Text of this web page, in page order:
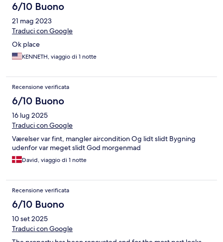
6/10 Buono
21 mag 2023
Traduci con Google
Ok place
KENNETH, viaggio di 1 notte
Recensione verificata
6/10 Buono
16 lug 2025
Traduci con Google
Værelser var fint, mangler aircondition Og lidt slidt Bygning
udenfor var meget slidt God morgenmad
David, viaggio di 1 notte
Recensione verificata
6/10 Buono
10 set 2025
Traduci con Google